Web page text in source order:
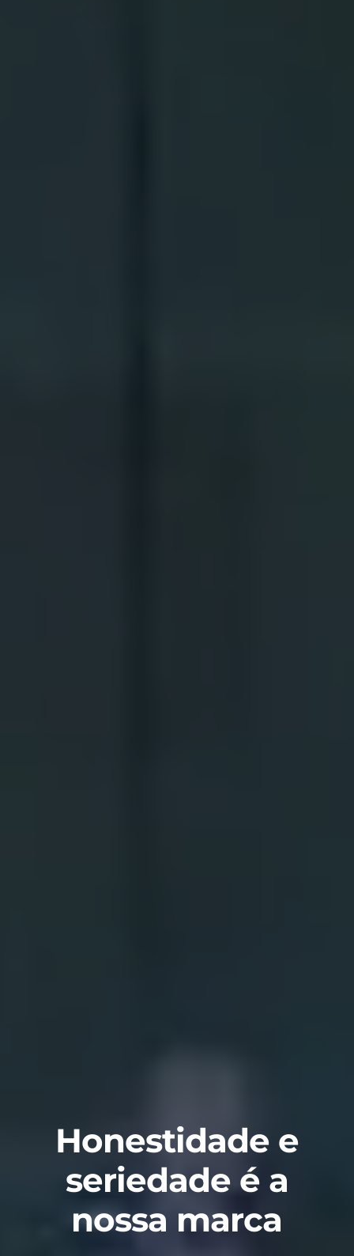
Honestidade e
seriedade é a
nossa marca